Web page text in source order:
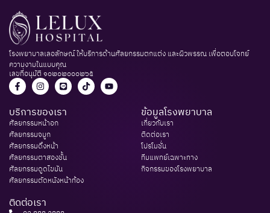
โรงพยาบาลเลอลักษณ์ ให้บริการด้านศัลยกรรมตกแต่ง และผิวพรรณ เพื่อตอบโจทย์
ความงามในแบบคุณ
เลขที่อนุมัติ ๑๐๒๐๒๐๐๐๒๖๕
บริการของเรา
ศัลยกรรมหน้าอก​
ศัลยกรรมจมูก
ศัลยกรรมดึงหน้า​
ศัลยกรรมตาสองชั้น​
ศัลยกรรมดูดไขมัน​
ศัลยกรรมตัดหนังหน้าท้อง​
ข้อมูลโรงพยาบาล
เกี่ยวกับเรา​
ติดต่อเรา​
โปรโมชั่น​
ทีมแพทย์เฉพาะทาง
กิจกรรมของโรงพยาบาล​
ติดต่อเรา